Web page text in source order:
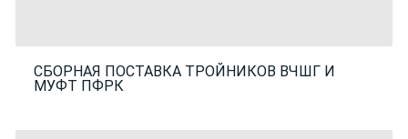
СБОРНАЯ ПОСТАВКА ТРОЙНИКОВ ВЧШГ И
МУФТ ПФРК